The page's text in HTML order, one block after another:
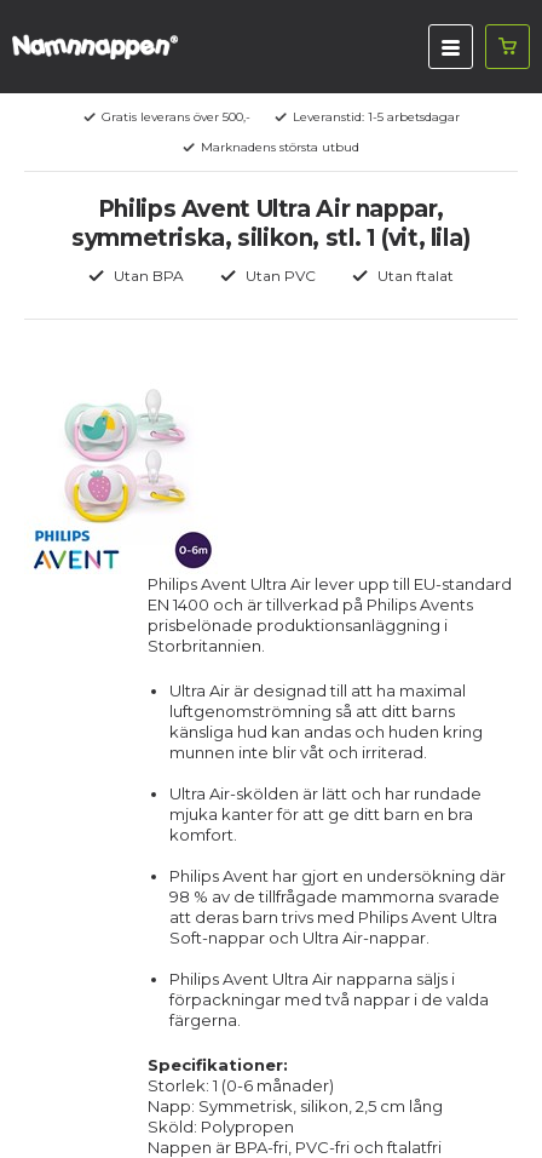
Gratis leverans över 500,-
Leveranstid: 1-5 arbetsdagar
Marknadens största utbud
Philips Avent Ultra Air nappar,
symmetriska, silikon, stl. 1 (vit, lila)
Utan BPA Utan PVC Utan ftalat
Philips Avent Ultra Air lever upp till EU-standard
EN 1400 och är tillverkad på Philips Avents
prisbelönade produktionsanläggning i
Storbritannien.
Ultra Air är designad till att ha maximal
luftgenomströmning så att ditt barns
känsliga hud kan andas och huden kring
munnen inte blir våt och irriterad.
Ultra Air-skölden är lätt och har rundade
mjuka kanter för att ge ditt barn en bra
komfort.
Philips Avent har gjort en undersökning där
98 % av de tillfrågade mammorna svarade
att deras barn trivs med Philips Avent Ultra
Soft-nappar och Ultra Air-nappar.
Philips Avent Ultra Air napparna säljs i
förpackningar med två nappar i de valda
färgerna.
Specifikationer:
Storlek: 1 (0-6 månader)
Napp: Symmetrisk, silikon, 2,5 cm lång
Sköld: Polypropen
Nappen är BPA-fri, PVC-fri och ftalatfri